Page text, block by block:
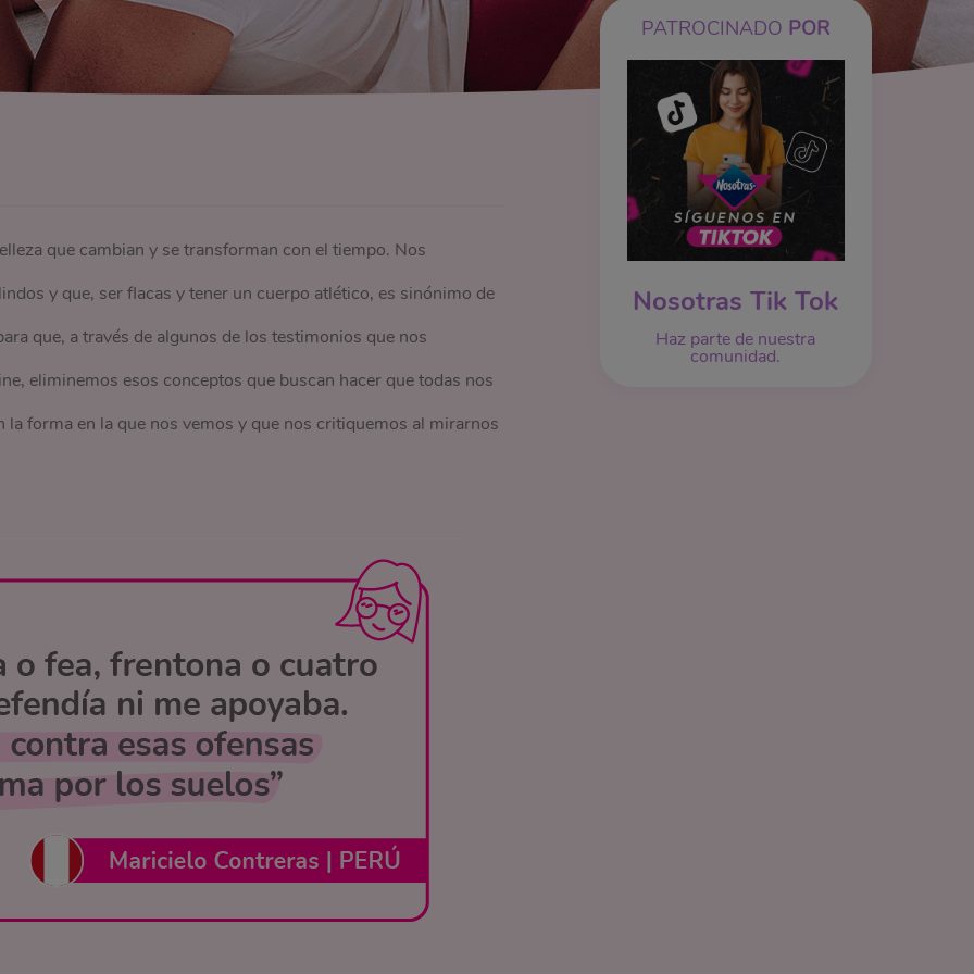
PATROCINADO POR
Nosotras Tik Tok
Haz parte de nuestra
comunidad.
que cambian y se transforman con el tiempo. Nos
y que, ser flacas y tener un cuerpo atlético, es sinónimo de
que, a través de algunos de los testimonios que nos
eliminemos esos conceptos que buscan hacer que todas nos
forma en la que nos vemos y que nos critiquemos al mirarnos